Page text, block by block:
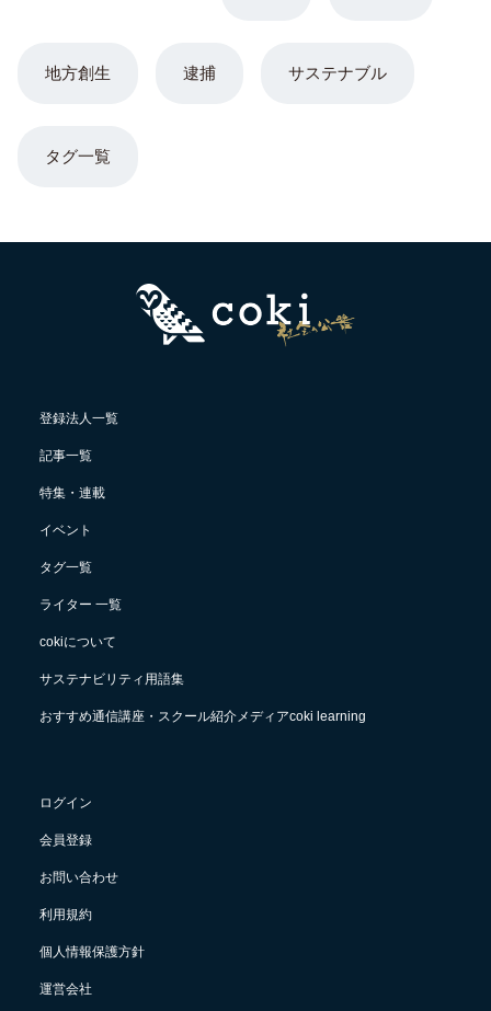
地方創生 逮捕 サステナブル
タグ一覧
登録法人一覧
記事一覧
特集・連載
イベント
タグ一覧
ライター 一覧
cokiについて
サステナビリティ用語集
おすすめ通信講座・スクール紹介メディアcoki learning
ログイン
会員登録
お問い合わせ
利用規約
個人情報保護方針
運営会社